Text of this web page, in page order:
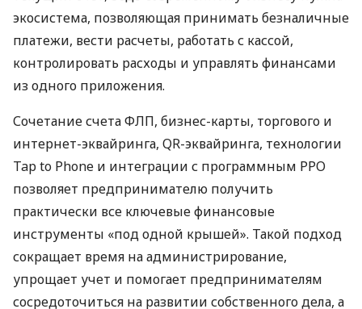
экосистема, позволяющая принимать безналичные
платежи, вести расчеты, работать с кассой,
контролировать расходы и управлять финансами
из одного приложения.
Сочетание счета ФЛП, бизнес-карты, торгового и
интернет-эквайринга, QR-эквайринга, технологии
Tap to Phone и интеграции с программным РРО
позволяет предпринимателю получить
практически все ключевые финансовые
инструменты «под одной крышей». Такой подход
сокращает время на администрирование,
упрощает учет и помогает предпринимателям
сосредоточиться на развитии собственного дела, а